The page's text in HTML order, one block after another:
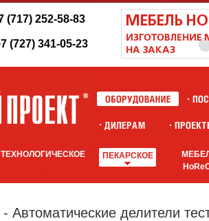
(717) 252-58-83
(727) 341-05-23
ТЕХНОЛОГИЧЕСКОЕ ПЕКАРСКОЕ
- Автоматические делители